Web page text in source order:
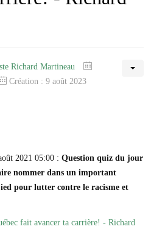
Richard Martineau
Création : 9 août 2023
2021 05:00 : Question quiz du jour
nommer dans un important
pour lutter contre le racisme et
fait avancer ta carrière! - Richard